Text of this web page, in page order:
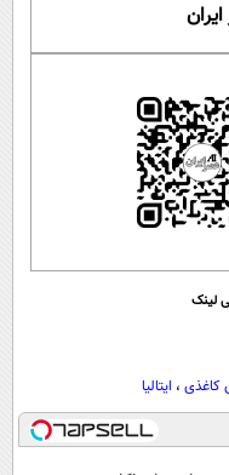
لینک
کاغذی ، ایتالیا